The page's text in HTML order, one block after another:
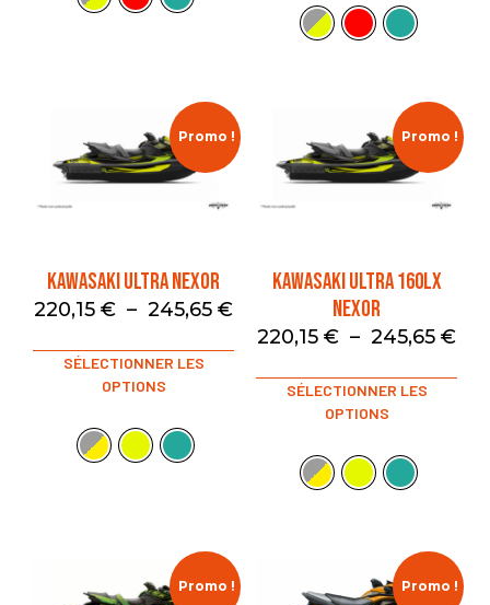
Promo !
KAWASAKI ULTRA NEXOR
220,15 € – 245,65 €
SÉLECTIONNER LES
OPTIONS
Promo !
KAWASAKI ULTRA 160LX
NEXOR
220,15 € – 245,65 €
SÉLECTIONNER LES
OPTIONS
Promo ! Promo !